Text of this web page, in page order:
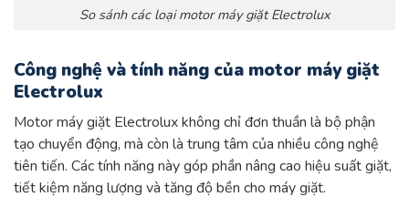
So sánh các loại motor máy giặt Electrolux
Công nghệ và tính năng của motor máy giặt
Electrolux
Motor máy giặt Electrolux không chỉ đơn thuần là bộ phận
tạo chuyển động, mà còn là trung tâm của nhiều công nghệ
tiên tiến. Các tính năng này góp phần nâng cao hiệu suất giặt,
tiết kiệm năng lượng và tăng độ bền cho máy giặt.